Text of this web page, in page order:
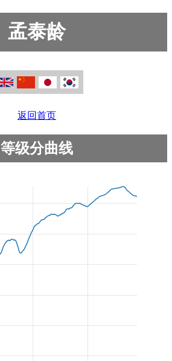
孟泰龄
返回首页
等级分曲线